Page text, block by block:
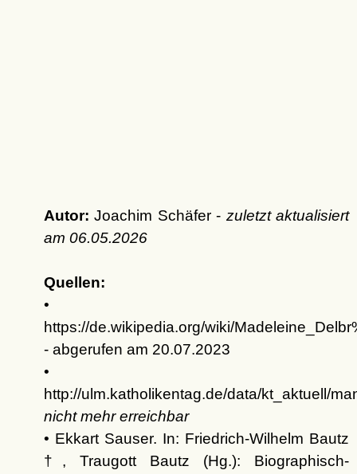
Autor: Joachim Schäfer - zuletzt aktualisiert
am 06.05.2026
Quellen:
•
https://de.wikipedia.org/wiki/
- abgerufen am 20.07.2023
•
http://ulm.katholikentag.de/data/kt_aktuell/
nicht mehr erreichbar
• Ekkart Sauser. In: Friedrich-Wilhelm Bautz
†, Traugott Bautz (Hg.): Biographisch-